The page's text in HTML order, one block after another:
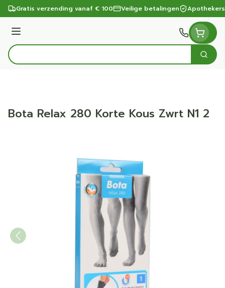
Ga naar de inhoud
Gratis verzending vanaf € 100 Veilige betalingen
Menu
Product, merk, categorie...
Zoek
Bota Relax 280 Korte Kous Zwrt N1 2